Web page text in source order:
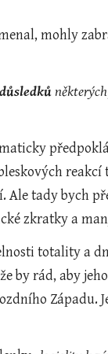
mohly
Ale tady bych
zkratky a
totality a
by rád, aby
Západu.